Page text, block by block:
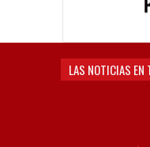
LAS NOTICIAS EN